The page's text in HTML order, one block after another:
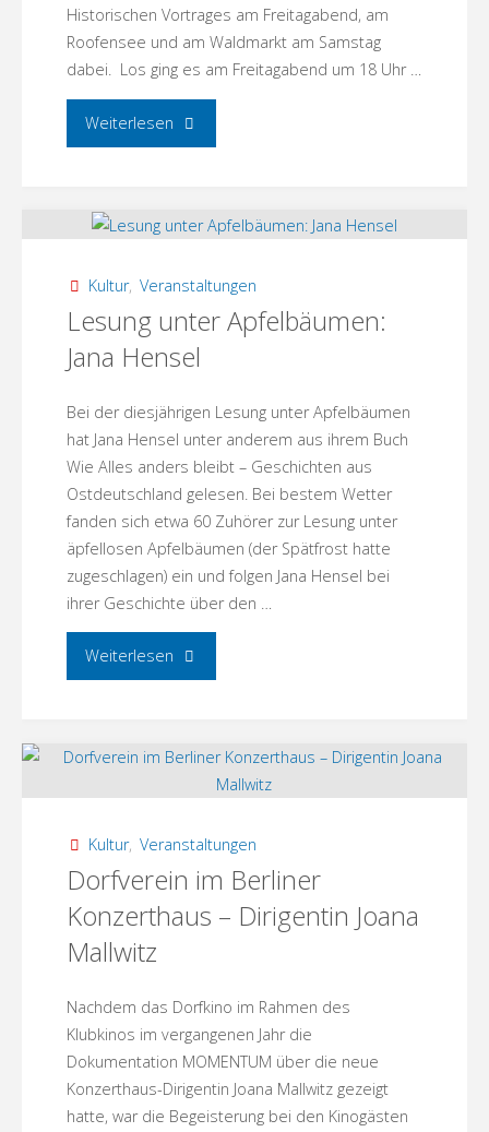
Historischen Vortrages am Freitagabend, am
Roofensee und am Waldmarkt am Samstag
dabei. Los ging es am Freitagabend um 18 Uhr …
Weiterlesen "Waldfest
Menz!"
Kultur, Veranstaltungen
Lesung unter Apfelbäumen:
Jana Hensel
Bei der diesjährigen Lesung unter Apfelbäumen
hat Jana Hensel unter anderem aus ihrem Buch
Wie Alles anders bleibt – Geschichten aus
Ostdeutschland gelesen. Bei bestem Wetter
fanden sich etwa 60 Zuhörer zur Lesung unter
äpfellosen Apfelbäumen (der Spätfrost hatte
zugeschlagen) ein und folgen Jana Hensel bei
ihrer Geschichte über den …
Weiterlesen "Lesung
Apfelbäumen:
Jana
Hensel"
Kultur, Veranstaltungen
Dorfverein im Berliner
Konzerthaus – Dirigentin Joana
Mallwitz
Nachdem das Dorfkino im Rahmen des
Klubkinos im vergangenen Jahr die
Dokumentation MOMENTUM über die neue
Konzerthaus-Dirigentin Joana Mallwitz gezeigt
hatte, war die Begeisterung bei den Kinogästen